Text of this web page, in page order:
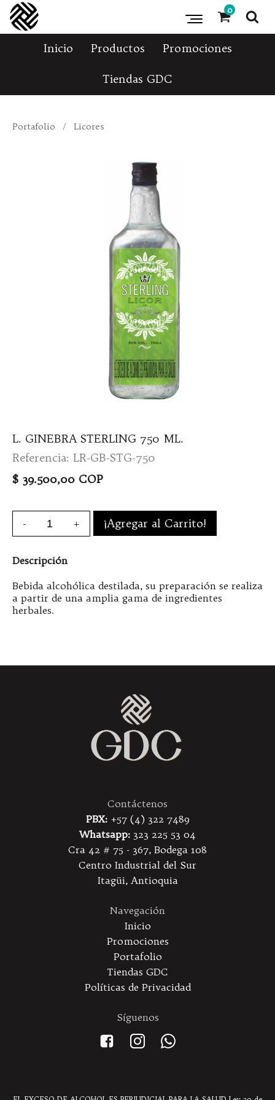
0
Inicio Productos Promociones
Tiendas GDC
Portafolio / Licores
L. GINEBRA STERLING 750 ML.
Referencia: LR-GB-STG-750
$ 39.500,00 COP
- + ¡Agregar al Carrito!
Descripción
Bebida alcohólica destilada, su preparación se realiza
a partir de una amplia gama de ingredientes
herbales.
Contáctenos
PBX: +57 (4) 322 7489
Whatsapp: 323 225 53 04
Cra 42 # 75 - 367, Bodega 108
Centro Industrial del Sur
Itagüi, Antioquia
Navegación
Inicio
Promociones
Portafolio
Tiendas GDC
Políticas de Privacidad
Síguenos